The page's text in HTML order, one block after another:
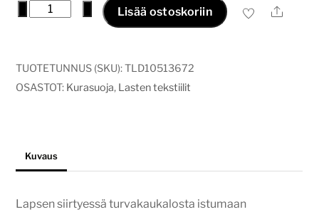
Kurasuoja
määrä
Lisää ostoskoriin Ale
TUOTETUNNUS (SKU):TLD10513672
OSASTOT: Kurasuoja, Lasten tekstiilit
Kuvaus
Lapsen siirtyessä turvakaukalosta istumaan